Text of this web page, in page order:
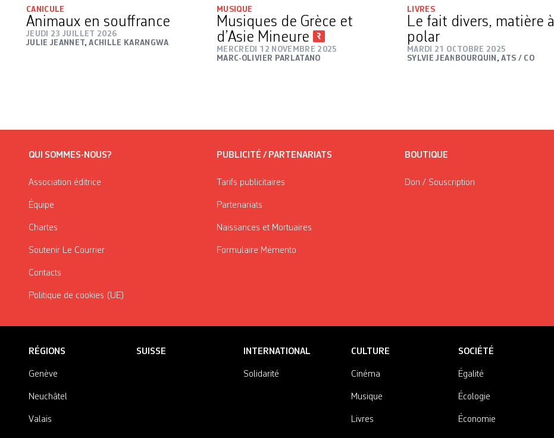
CANICULE
Animaux en souffrance
JEUDI 23 JUILLET 2026
JULIE JEANNET,ACHILLE KARANGWA
MUSIQUE
Musiques de Grèce et
d’Asie Mineure
MERCREDI 12 NOVEMBRE 2025
MARC-OLIVIER PARLATANO
LIVRES
Le fait divers, matière à
polar
MARDI 21 OCTOBRE 2025
SYLVIE JEANBOURQUIN ,ATS / CO
QUI SOMMES-NOUS?
Association éditrice
Équipe
Chartes
Soutenir Le Courrier
Contacts
Politique de cookies (UE)
PUBLICITÉ / PARTENARIATS
Tarifs publicitaires
Partenariats
Naissances et Mortuaires
Formulaire Mémento
BOUTIQUE
Don / Souscription
RÉGIONS
Genève
Neuchâtel
Valais
SUISSE INTERNATIONAL
Solidarité
CULTURE
Cinéma
Musique
Livres
SOCIÉTÉ
Égalité
Écologie
Économie